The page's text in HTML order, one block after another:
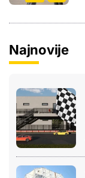
Najnovije